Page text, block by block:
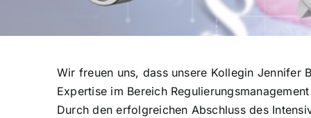
Wir freuen uns, dass unsere Kollegin Jennifer
Expertise im Bereich
Durch den erfolgreichen Abschluss des